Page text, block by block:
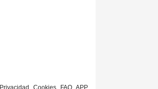
Privacidad Cookies FAQ APP